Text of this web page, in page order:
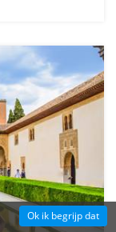
Ok ik begrijp dat